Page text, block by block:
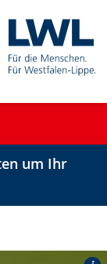
um Ihr